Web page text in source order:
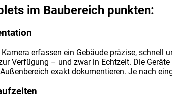
im Baubereich punkten:
erfassen ein Gebäude präzise,
Verfügung – und zwar in Echtzeit. Die
exakt dokumentieren. Je nach